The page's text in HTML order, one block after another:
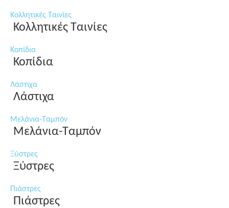
Κολλητικές Ταινίες
Κολλητικές Ταινίες
Κοπίδια
Κοπίδια
Λάστιχα
Λάστιχα
Μελάνια-Ταμπόν
Μελάνια-Ταμπόν
Ξύστρες
Ξύστρες
Πιάστρες
Πιάστρες